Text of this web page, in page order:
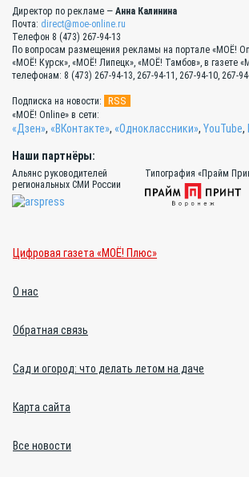
Директор по рекламе — Анна Калинина
Почта: direct@moe-online.ru
Телефон 8 (473) 267-94-13
По вопросам размещения рекламы на портале «МОЁ!
«МОЁ! Курск», «МОЁ! Липецк», «МОЁ! Тамбов», в газете
телефонам: 8 (473) 267-94-13, 267-94-11, 267-94-10, 267-
Подписка на новости: RSS
«МОЁ! Online» в сети:
«Дзен», «ВКонтакте», «Одноклассники», YouTube,
Наши партнёры:
Альянс руководителей
региональных СМИ России
Типография «Прайм
Цифровая газета «МОЁ! Плюс»
О нас
Обратная связь
Сад и огород: что делать летом на даче
Карта сайта
Все новости